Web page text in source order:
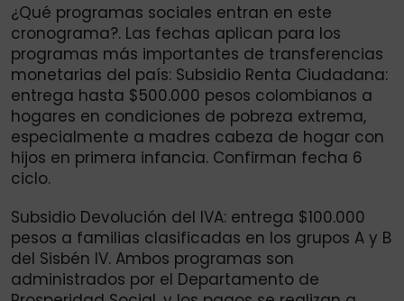
¿Qué programas sociales entran en este
cronograma?. Las fechas aplican para los
programas más importantes de transferencias
monetarias del país: Subsidio Renta Ciudadana:
entrega hasta $500.000 pesos colombianos a
hogares en condiciones de pobreza extrema,
especialmente a madres cabeza de hogar con
hijos en primera infancia. Confirman fecha 6
ciclo.
Subsidio Devolución del IVA: entrega $100.000
pesos a familias clasificadas en los grupos A y B
del Sisbén IV. Ambos programas son
administrados por el Departamento de